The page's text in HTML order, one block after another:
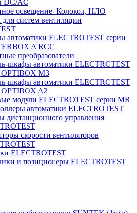
DC/AC
освещение- Колокол, НЛО
систем вентиляции
автоматики ELECTROTEST серии
A RCC
преобразователи
шкафы автоматики ELECTROTEST
OPTIBOX M3
шкафы автоматики ELECTROTEST
OPTIBOX A2
модули ELECTROTEST серии MR
автоматики ELECTROTEST
дистанционного управления
скорости вентиляторов
ELECTROTEST
и позиционеры ELECTROTEST